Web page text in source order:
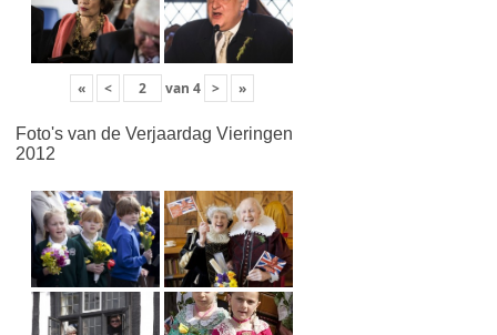
« < van 4 > »
Foto's van de Verjaardag Vieringen
2012